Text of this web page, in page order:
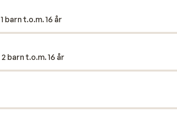
barn t.o.m. 16 år
barn t.o.m. 16 år